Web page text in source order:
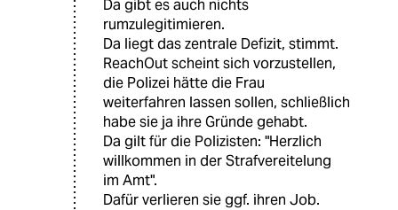
Da gibt es auch nichts
rumzulegitimieren.
Da liegt das zentrale Defizit, stimmt.
ReachOut scheint sich vorzustellen,
die Polizei hätte die Frau
weiterfahren lassen sollen, schließlich
habe sie ja ihre Gründe gehabt.
Da gilt für die Polizisten: "Herzlich
willkommen in der Strafvereitelung
im Amt".
Dafür verlieren sie ggf. ihren Job.